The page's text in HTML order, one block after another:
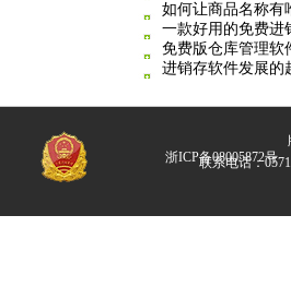
如何让商品名称有
一款好用的免费进
免费版仓库管理软
进销存软件发展的
浙ICP备08005872号
联系电话：